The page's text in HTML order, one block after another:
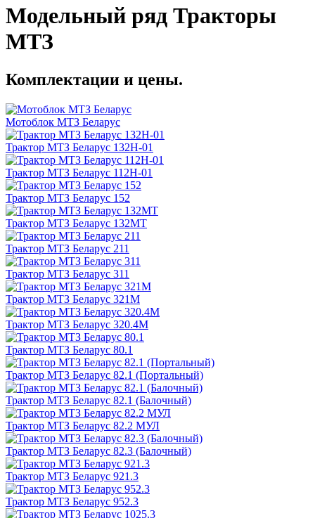
Модельный ряд Тракторы
МТЗ
Комплектации и цены.
Мотоблок МТЗ Беларус
Трактор МТЗ Беларус 132Н-01
Трактор МТЗ Беларус 112Н-01
Трактор МТЗ Беларус 152
Трактор МТЗ Беларус 132МТ
Трактор МТЗ Беларус 211
Трактор МТЗ Беларус 311
Трактор МТЗ Беларус 321М
Трактор МТЗ Беларус 320.4М
Трактор МТЗ Беларус 80.1
Трактор МТЗ Беларус 82.1 (Портальный)
Трактор МТЗ Беларус 82.1 (Балочный)
Трактор МТЗ Беларус 82.2 МУЛ
Трактор МТЗ Беларус 82.3 (Балочный)
Трактор МТЗ Беларус 921.3
Трактор МТЗ Беларус 952.3